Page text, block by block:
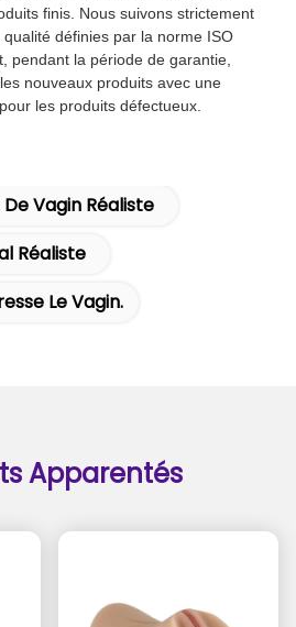
finis. Nous suivons strictement
définies par la norme ISO
pendant la période de garantie,
nouveaux produits avec une
les produits défectueux.
Vagin Réaliste
Réaliste
Le Vagin.
Apparentés